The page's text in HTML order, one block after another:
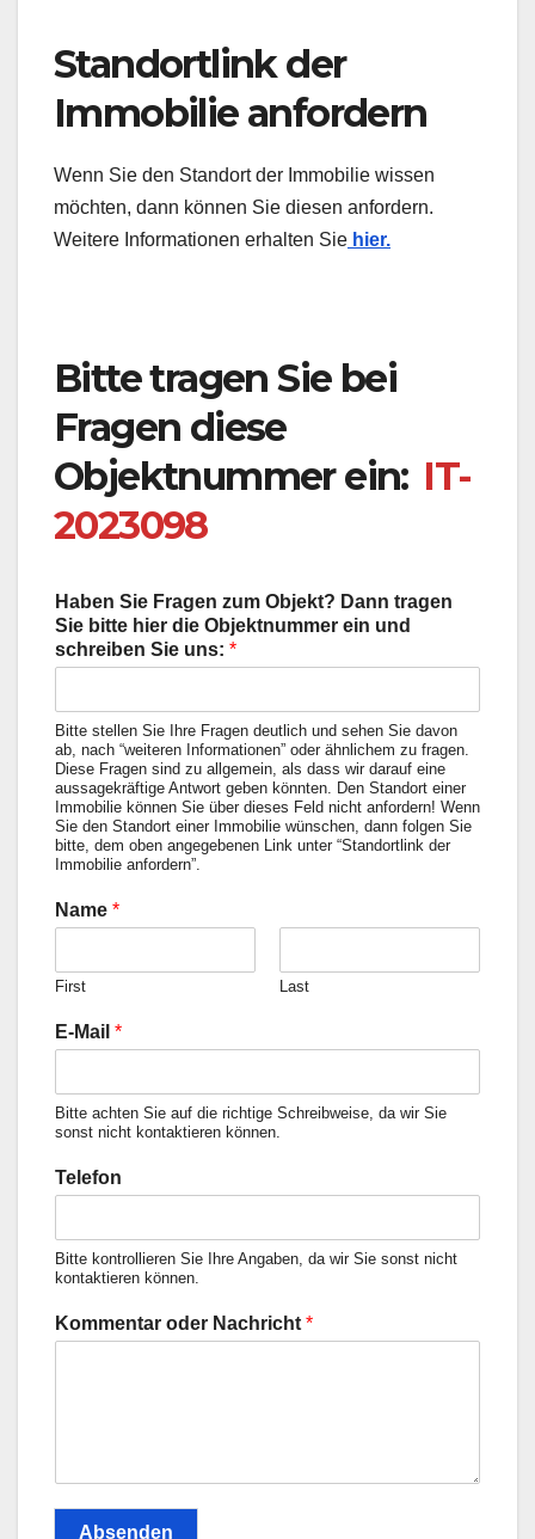
Standortlink der
Immobilie anfordern
Wenn Sie den Standort der Immobilie wissen
möchten, dann können Sie diesen anfordern.
Weitere Informationen erhalten Sie hier.
Bitte tragen Sie bei
Fragen diese
Objektnummer ein: IT-
2023098
Haben Sie Fragen zum Objekt? Dann tragen
Sie bitte hier die Objektnummer ein und
schreiben Sie uns: *
Bitte stellen Sie Ihre Fragen deutlich und sehen Sie davon
ab, nach “weiteren Informationen” oder ähnlichem zu fragen.
Diese Fragen sind zu allgemein, als dass wir darauf eine
aussagekräftige Antwort geben könnten. Den Standort einer
Immobilie können Sie über dieses Feld nicht anfordern! Wenn
Sie den Standort einer Immobilie wünschen, dann folgen Sie
bitte, dem oben angegebenen Link unter “Standortlink der
Immobilie anfordern”.
Name *
First Last
E-Mail *
Bitte achten Sie auf die richtige Schreibweise, da wir Sie
sonst nicht kontaktieren können.
Telefon
Bitte kontrollieren Sie Ihre Angaben, da wir Sie sonst nicht
kontaktieren können.
Kommentar oder Nachricht *
Absenden